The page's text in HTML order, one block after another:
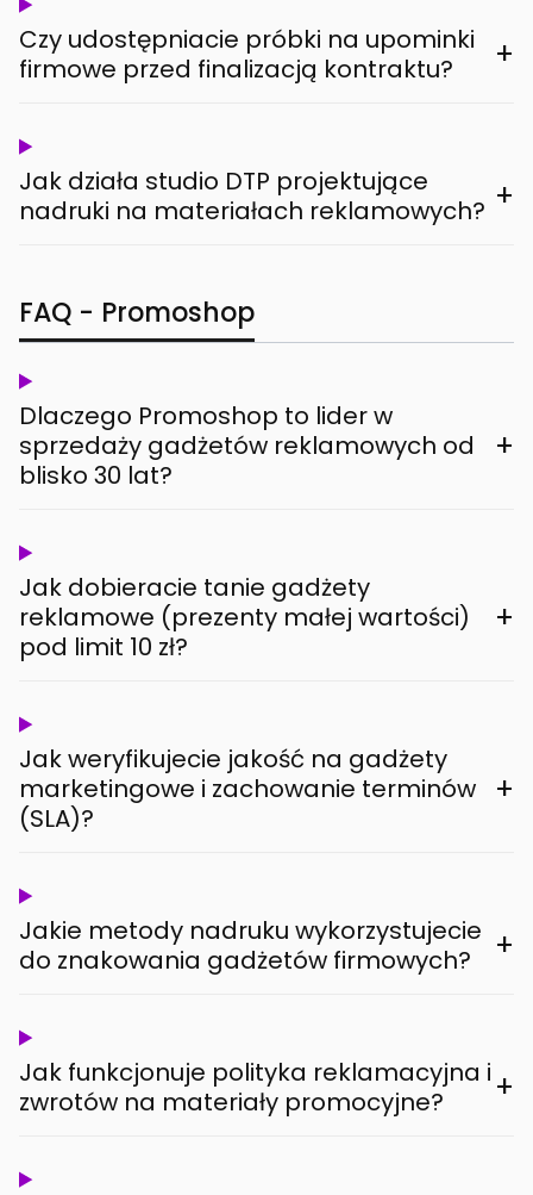
Czy udostępniacie próbki na upominki
firmowe przed finalizacją kontraktu?
+
Jak działa studio DTP projektujące
nadruki na materiałach reklamowych? +
FAQ - Promoshop
Dlaczego Promoshop to lider w
sprzedaży gadżetów reklamowych od
blisko 30 lat?
+
Jak dobieracie tanie gadżety
reklamowe (prezenty małej wartości)
pod limit 10 zł?
+
Jak weryfikujecie jakość na gadżety
marketingowe i zachowanie terminów
(SLA)?
+
Jakie metody nadruku wykorzystujecie
do znakowania gadżetów firmowych?
+
Jak funkcjonuje polityka reklamacyjna i
zwrotów na materiały promocyjne?
+